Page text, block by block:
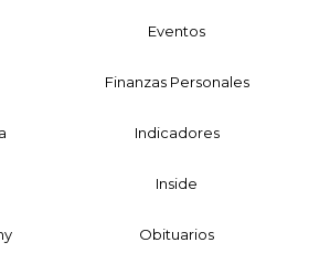
Eventos
Finanzas Personales
Indicadores
Inside
Obituarios